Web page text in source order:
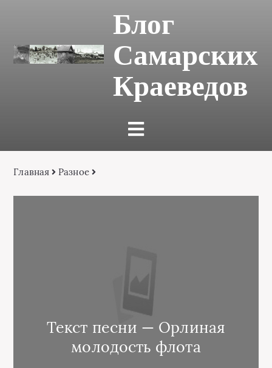
Блог
Самарских
Краеведов
Главная Разное
Текст песни — Орлиная
молодость флота